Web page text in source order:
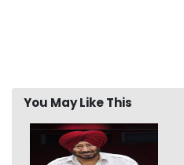
You May Like This